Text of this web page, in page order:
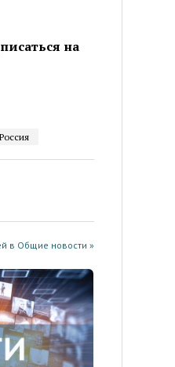
на
Россия
в Общие новости »